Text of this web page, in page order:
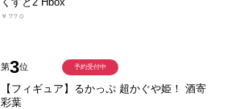
￥770
第3位
【フィギュア】るかっぷ 超かぐや姫！ 酒寄
彩葉
予約受付中